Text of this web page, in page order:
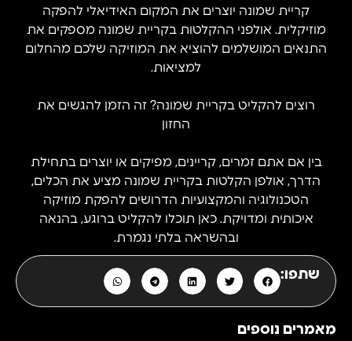
קריית שמונה יוצרים את המקום האידיאלי להפקה
מוזיקלית. אולפני ההקלטות בקריית שמונה מספקים את
התנאים המושלמים להוציא את המוזיקה שלכם מהחלום
למציאות.
רוצים להקליט בקריית שמונה? זה הזמן להגשים את
החזון
בין אם אתם זמרים, קריינים, מפיקים או יוצרים בתחילת
הדרך, אולפן הקלטות בקריית שמונה מציע את הכלים,
הטכנולוגיה והמקצועיות הדרושים להפקת מוזיקה
איכותית ומדויקת. כאן תוכלו להקליט ברוגע, בהנאה
ובהשראה בלתי נגמרת.
שתפו:
מאמרים נוספים